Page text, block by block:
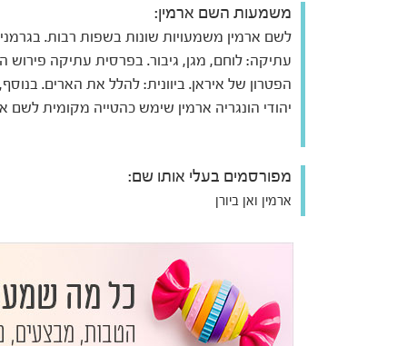
משמעות השם ארמין:
לשם ארמין משמעויות שונות בשפות רבות.
עתיקה: לוחם, מגן, גיבור. בפרסית עתיקה פירוש
הפטרון של איראן. ביוונית: להלל את הארים.
יהודי הונגריה ארמין שימש כהטייה מקומית לשם
מפורסמים בעלי אותו שם:
ארמין ואן ביורן